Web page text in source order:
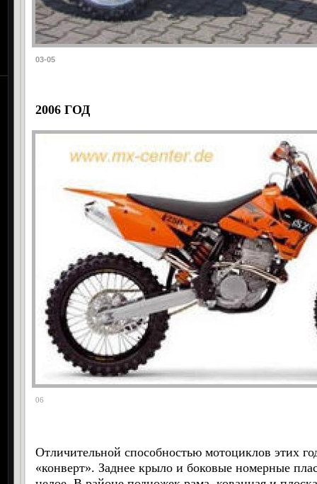
03-05
2006 ГОД
06
Отличительной способностью мотоциклов этих
«конверт». Заднее крыло и боковые номерные